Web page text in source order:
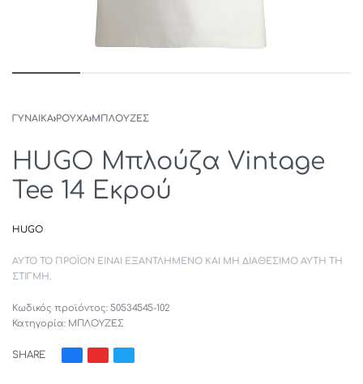
ΓΥΝΑΙΚΑ›ΡΟΥΧΑ›ΜΠΛΟΥΖΕΣ
HUGO Μπλούζα Vintage
Tee 14 Εκρού
HUGO
ΑΥΤΌ ΤΟ ΠΡΟΪΌΝ ΕΊΝΑΙ ΕΞΑΝΤΛΗΜΈΝΟ ΚΑΙ ΜΗ ΔΙΑΘΈΣΙΜΟ ΑΥΤΉ ΤΗ
ΣΤΙΓΜΉ.
50534545-102
Κατηγορία: ΜΠΛΟΥΖΕΣ
SHARE